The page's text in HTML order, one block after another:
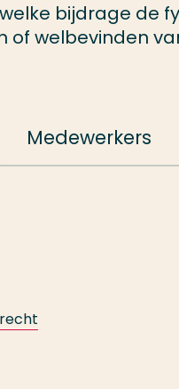
bijdrage de
of welbevinden
Medewerkers